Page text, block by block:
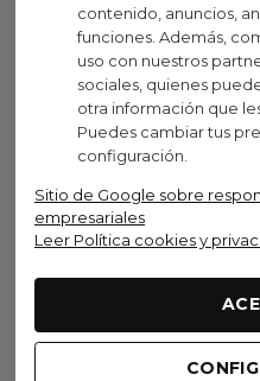
contenido, anuncios,
funciones. Además,
uso con nuestros
sociales, quienes
otra información que
Puedes cambiar tus
configuración.
Sitio de Google sobre
empresariales
Leer Política cookies y
Oferta
Gobik
Guantes Térmicos
Primaloft Gobik Nuuk
Unisex True Black
41,30 € (IVA inc.)
59,00 € -30%